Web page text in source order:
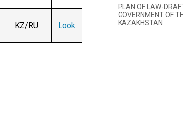
KZ/RU Look
COMMITTEE ON
COMMITTEE ON
RELATIONS,
PLAN OF LAW-
GOVERNMENT OF
KAZAKHSTAN